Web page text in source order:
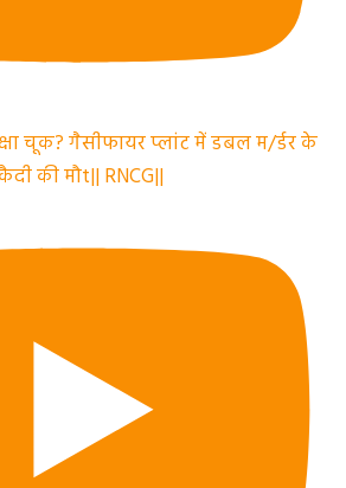
चूक? गैसीफायर प्लांट में डबल म/र्डर के
की मौt|| RNCG||